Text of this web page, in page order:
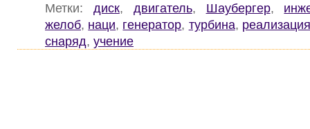
Метки: диск, двигатель, Шаубергер,
желоб, наци, генератор, турбина, реализация
снаряд, учение